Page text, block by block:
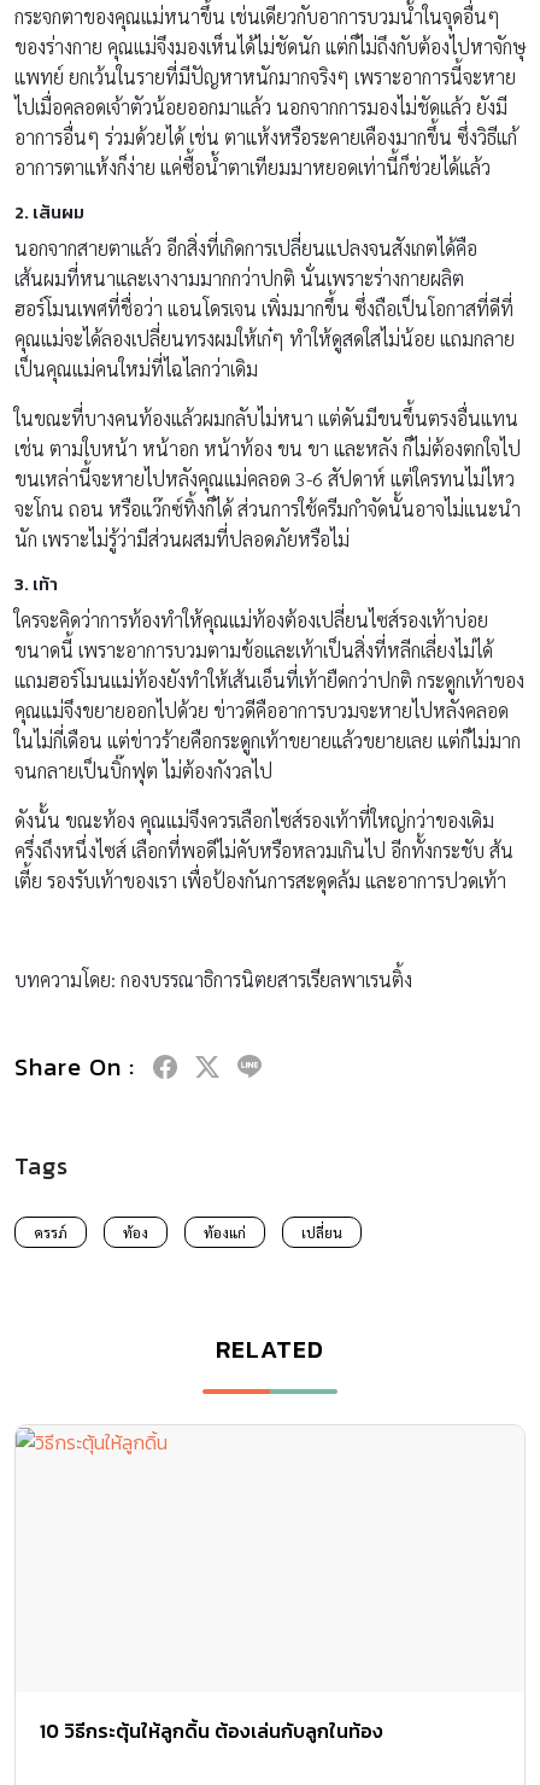
กระจกตาของคุณแม่หนาขึ้น เช่นเดียวกับอาการบวมน้ำในจุดอื่นๆ
ของร่างกาย คุณแม่จึงมองเห็นได้ไม่ชัดนัก แต่ก็ไม่ถึงกับต้องไปหาจักษุ
แพทย์ ยกเว้นในรายที่มีปัญหาหนักมากจริงๆ เพราะอาการนี้จะหาย
ไปเมื่อคลอดเจ้าตัวน้อยออกมาแล้ว นอกจากการมองไม่ชัดแล้ว ยังมี
อาการอื่นๆ ร่วมด้วยได้ เช่น ตาแห้งหรือระคายเคืองมากขึ้น ซึ่งวิธีแก้
อาการตาแห้งก็ง่าย แค่ซื้อน้ำตาเทียมมาหยอดเท่านี้ก็ช่วยได้แล้ว
2. เส้นผม
นอกจากสายตาแล้ว อีกสิ่งที่เกิดการเปลี่ยนแปลงจนสังเกตได้คือ
เส้นผมที่หนาและเงางามมากกว่าปกติ นั่นเพราะร่างกายผลิต
ฮอร์โมนเพศที่ชื่อว่า แอนโดรเจน เพิ่มมากขึ้น ซึ่งถือเป็นโอกาสที่ดีที่
คุณแม่จะได้ลองเปลี่ยนทรงผมให้เก๋ๆ ทำให้ดูสดใสไม่น้อย แถมกลาย
เป็นคุณแม่คนใหม่ที่ไฉไลกว่าเดิม
ในขณะที่บางคนท้องแล้วผมกลับไม่หนา แต่ดันมีขนขึ้นตรงอื่นแทน
เช่น ตามใบหน้า หน้าอก หน้าท้อง ขน ขา และหลัง ก็ไม่ต้องตกใจไป
ขนเหล่านี้จะหายไปหลังคุณแม่คลอด 3-6 สัปดาห์ แต่ใครทนไม่ไหว
จะโกน ถอน หรือแว๊กซ์ทิ้งก็ได้ ส่วนการใช้ครีมกำจัดนั้นอาจไม่แนะนำ
นัก เพราะไม่รู้ว่ามีส่วนผสมที่ปลอดภัยหรือไม่
3. เท้า
ใครจะคิดว่าการท้องทำให้คุณแม่ท้องต้องเปลี่ยนไซส์รองเท้าบ่อย
ขนาดนี้ เพราะอาการบวมตามข้อและเท้าเป็นสิ่งที่หลีกเลี่ยงไม่ได้
แถมฮอร์โมนแม่ท้องยังทำให้เส้นเอ็นที่เท้ายืดกว่าปกติ กระดูกเท้าของ
คุณแม่จึงขยายออกไปด้วย ข่าวดีคืออาการบวมจะหายไปหลังคลอด
ในไม่กี่เดือน แต่ข่าวร้ายคือกระดูกเท้าขยายแล้วขยายเลย แต่ก็ไม่มาก
จนกลายเป็นบิ๊กฟุต ไม่ต้องกังวลไป
ดังนั้น ขณะท้อง คุณแม่จึงควรเลือกไซส์รองเท้าที่ใหญ่กว่าของเดิม
ครึ่งถึงหนึ่งไซส์ เลือกที่พอดีไม่คับหรือหลวมเกินไป อีกทั้งกระชับ ส้น
เตี้ย รองรับเท้าของเรา เพื่อป้องกันการสะดุดล้ม และอาการปวดเท้า
บทความโดย: กองบรรณาธิการนิตยสารเรียลพาเรนติ้ง
Share On :
Tags
ครรภ์ ท้อง ท้องแก่ เปลี่ยน
RELATED
10 วิธีกระตุ้นให้ลูกดิ้น ต้องเล่นกับลูกในท้อง